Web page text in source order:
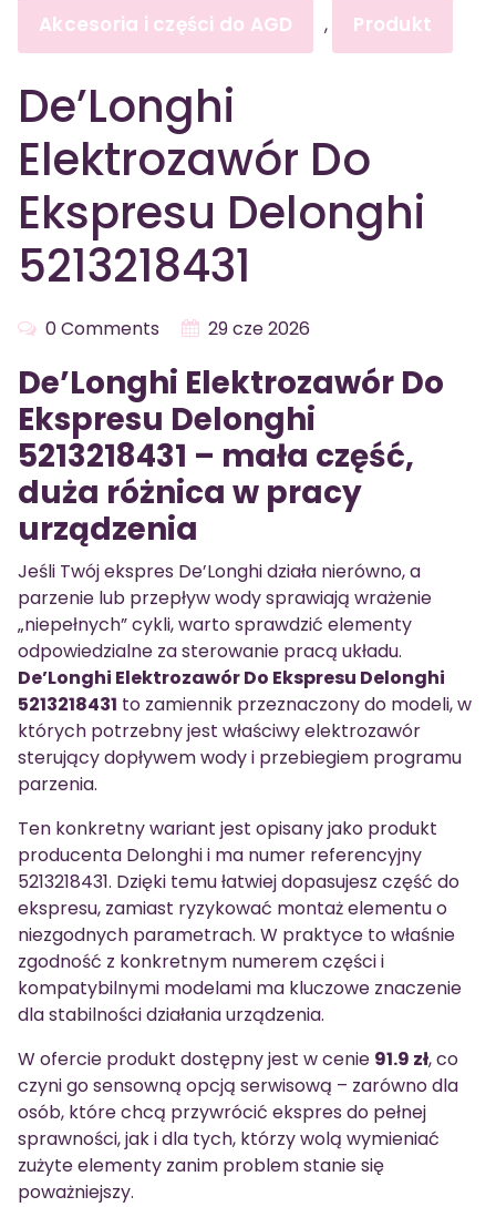
Akcesoria i części do AGD , Produkt
De’Longhi
Elektrozawór Do
Ekspresu Delonghi
5213218431
0 Comments 29 cze 2026
De’Longhi Elektrozawór Do
Ekspresu Delonghi
5213218431 – mała część,
duża różnica w pracy
urządzenia
Jeśli Twój ekspres De’Longhi działa nierówno, a
parzenie lub przepływ wody sprawiają wrażenie
„niepełnych” cykli, warto sprawdzić elementy
odpowiedzialne za sterowanie pracą układu.
De’Longhi Elektrozawór Do Ekspresu Delonghi
5213218431 to zamiennik przeznaczony do modeli, w
których potrzebny jest właściwy elektrozawór
sterujący dopływem wody i przebiegiem programu
parzenia.
Ten konkretny wariant jest opisany jako produkt
producenta Delonghi i ma numer referencyjny
5213218431. Dzięki temu łatwiej dopasujesz część do
ekspresu, zamiast ryzykować montaż elementu o
niezgodnych parametrach. W praktyce to właśnie
zgodność z konkretnym numerem części i
kompatybilnymi modelami ma kluczowe znaczenie
dla stabilności działania urządzenia.
W ofercie produkt dostępny jest w cenie 91.9 zł, co
czyni go sensowną opcją serwisową – zarówno dla
osób, które chcą przywrócić ekspres do pełnej
sprawności, jak i dla tych, którzy wolą wymieniać
zużyte elementy zanim problem stanie się
poważniejszy.